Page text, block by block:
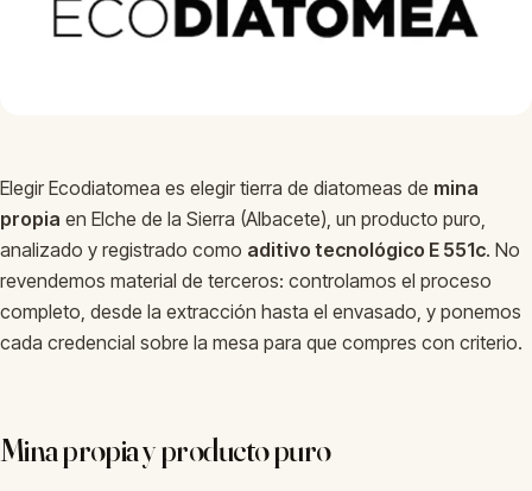
Elegir Ecodiatomea es elegir tierra de diatomeas de mina
propia en Elche de la Sierra (Albacete), un producto puro,
analizado y registrado como aditivo tecnológico E 551c. No
revendemos material de terceros: controlamos el proceso
completo, desde la extracción hasta el envasado, y ponemos
cada credencial sobre la mesa para que compres con criterio.
Mina propia y producto puro